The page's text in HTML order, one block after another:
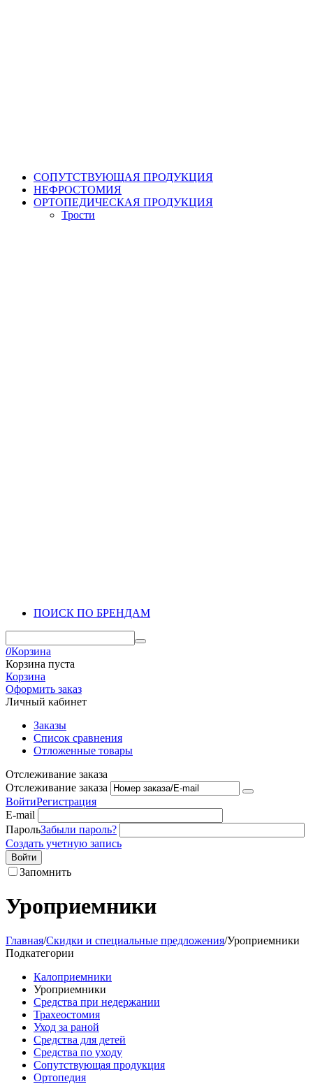
СОПУТСТВУЮЩАЯ ПРОДУКЦИЯ
НЕФРОСТОМИЯ
ОРТОПЕДИЧЕСКАЯ ПРОДУКЦИЯ
Трости
ПОИСК ПО БРЕНДАМ
0Корзина
Корзина пуста
Корзина
Оформить заказ
Личный кабинет
Заказы
Список сравнения
Отложенные товары
Отслеживание заказа
Отслеживание заказа
ВойтиРегистрация
E-mail
ПарольЗабыли пароль?
Создать учетную запись
Войти
Запомнить
Уроприемники
Главная/Скидки и специальные предложения/Уроприемники
Подкатегории
Калоприемники
Уроприемники
Средства при недержании
Трахеостомия
Уход за раной
Средства для детей
Средства по уходу
Сопутствующая продукция
Ортопедия